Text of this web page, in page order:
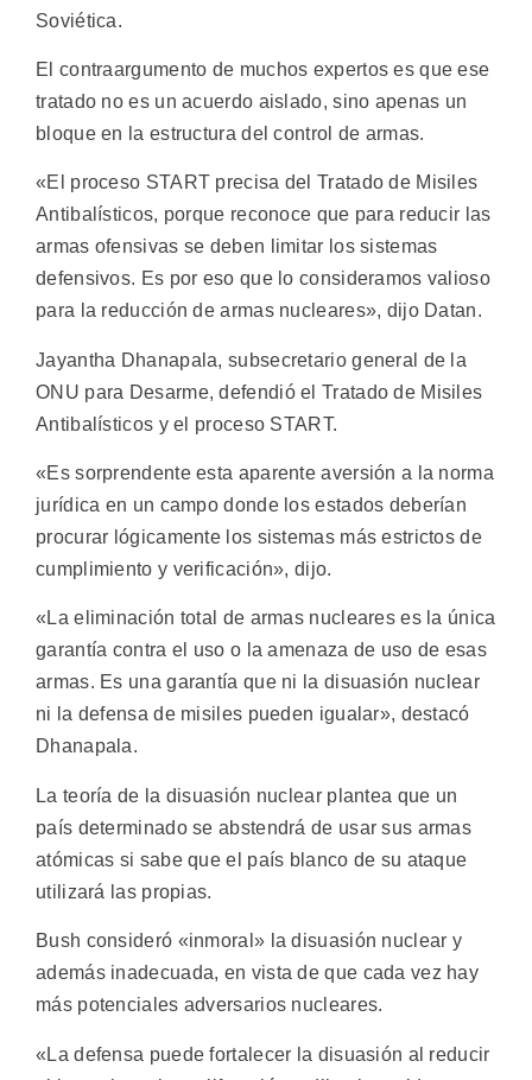
Soviética.
El contraargumento de muchos expertos es que ese
tratado no es un acuerdo aislado, sino apenas un
bloque en la estructura del control de armas.
«El proceso START precisa del Tratado de Misiles
Antibalísticos, porque reconoce que para reducir las
armas ofensivas se deben limitar los sistemas
defensivos. Es por eso que lo consideramos valioso
para la reducción de armas nucleares», dijo Datan.
Jayantha Dhanapala, subsecretario general de la
ONU para Desarme, defendió el Tratado de Misiles
Antibalísticos y el proceso START.
«Es sorprendente esta aparente aversión a la norma
jurídica en un campo donde los estados deberían
procurar lógicamente los sistemas más estrictos de
cumplimiento y verificación», dijo.
«La eliminación total de armas nucleares es la única
garantía contra el uso o la amenaza de uso de esas
armas. Es una garantía que ni la disuasión nuclear
ni la defensa de misiles pueden igualar», destacó
Dhanapala.
La teoría de la disuasión nuclear plantea que un
país determinado se abstendrá de usar sus armas
atómicas si sabe que el país blanco de su ataque
utilizará las propias.
Bush consideró «inmoral» la disuasión nuclear y
además inadecuada, en vista de que cada vez hay
más potenciales adversarios nucleares.
«La defensa puede fortalecer la disuasión al reducir